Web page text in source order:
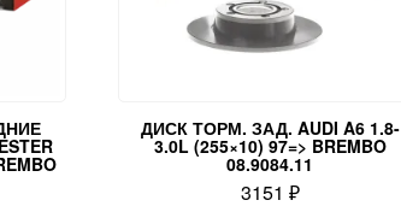
ДИСК ТОРМ. ЗАД. AUDI A6 1.8-
3.0L (255×10) 97=> BREMBO
08.9084.11
3151 ₽